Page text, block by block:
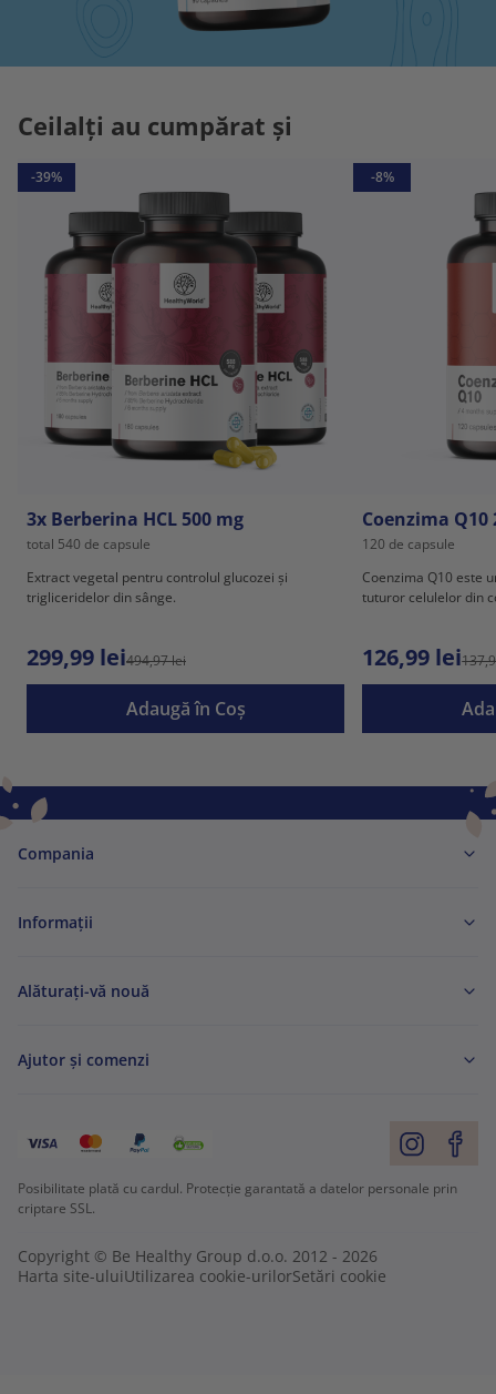
Ceilalți au cumpărat și
-39%
3x Berberina HCL 500 mg
total 540 de capsule
Extract vegetal pentru controlul glucozei și
trigliceridelor din sânge.
299,99 lei494,97 lei
Adaugă în Coş
-8%
Coenzima Q10
120 de capsule
Coenzima Q10 este
tuturor celulelor din
126,99 lei
Compania
Informaţii
Alăturați-vă nouă
Ajutor și comenzi
Posibilitate plată cu cardul. Protecție garantată a datelor personale prin
criptare SSL.
Copyright © Be Healthy Group d.o.o. 2012 - 2026
Harta site-uluiUtilizarea cookie-urilorSetări cookie